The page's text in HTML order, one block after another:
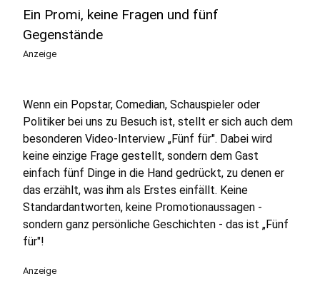
Ein Promi, keine Fragen und fünf
Gegenstände
Anzeige
Wenn ein Popstar, Comedian, Schauspieler oder
Politiker bei uns zu Besuch ist, stellt er sich auch dem
besonderen Video-Interview „Fünf für". Dabei wird
keine einzige Frage gestellt, sondern dem Gast
einfach fünf Dinge in die Hand gedrückt, zu denen er
das erzählt, was ihm als Erstes einfällt. Keine
Standardantworten, keine Promotionaussagen -
sondern ganz persönliche Geschichten - das ist „Fünf
für"!
Anzeige